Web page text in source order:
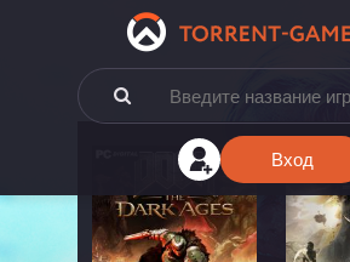
Вход